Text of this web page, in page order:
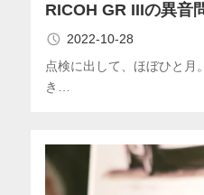
RICOH GR IIIの異音
2022-10-28
点検に出して、ほぼひと月
き…